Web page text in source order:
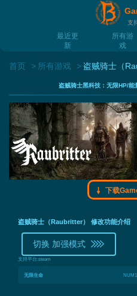
支
最近更
新
所有游
戏
首页 所有游戏 盗贼骑士（
盗贼骑士黑科技：无限HP/
下载
盗贼骑士（Raubritter） 修改功能介绍
切换 加强模式
支持平台:steam
无限生命 NUM1